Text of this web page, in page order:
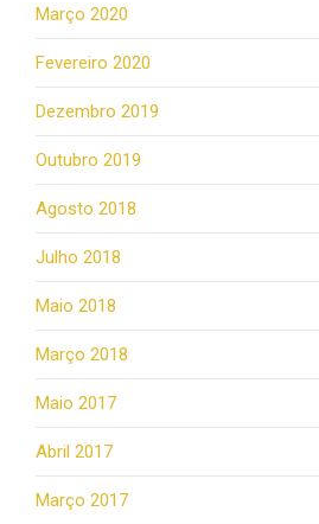
Março 2020
Fevereiro 2020
Dezembro 2019
Outubro 2019
Agosto 2018
Julho 2018
Maio 2018
Março 2018
Maio 2017
Abril 2017
Março 2017